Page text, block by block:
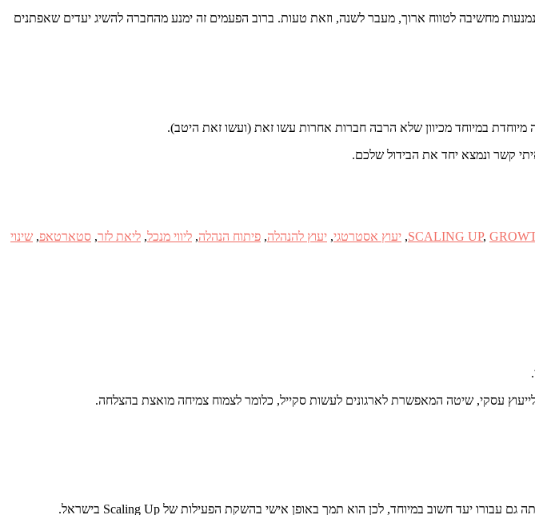
והמוצר שלכם? מה תרצו להשיג בעוד 5, 10 ו-20 שנה? רוב החברות נמנעות מחשיבה לטווח ארוך, מעבר לשנה, וזאת טעות. ברוב הפעמים זה ימנע מהחברה להשיג יעדים שאפתנים
במיוחד מכיוון שלא הרבה חברות אחרות עשו זאת (ועשו זאת היטב).
קשר ונמצא יחד את הבידול שלכם.
SCALING UP,
, יעוץ אסטרטגי, יעוץ להנהלה, פיתוח הנהלה, ליווי מנכל, ליאת לזר, סטארטאפ, שינוי